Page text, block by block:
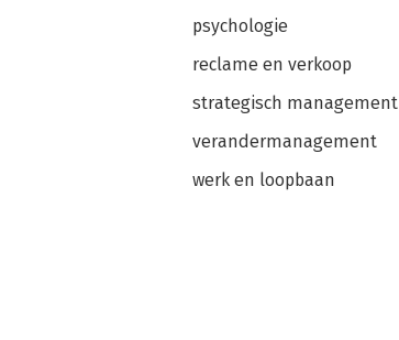
psychologie
reclame en verkoop
strategisch management
verandermanagement
werk en loopbaan